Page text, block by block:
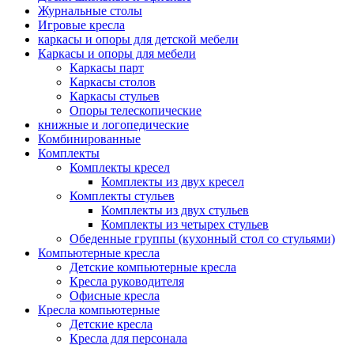
Журнальные столы
Игровые кресла
каркасы и опоры для детской мебели
Каркасы и опоры для мебели
Каркасы парт
Каркасы столов
Каркасы стульев
Опоры телескопические
книжные и логопедические
Комбинированные
Комплекты
Комплекты кресел
Комплекты из двух кресел
Комплекты стульев
Комплекты из двух стульев
Комплекты из четырех стульев
Обеденные группы (кухонный стол со стульями)
Компьютерные кресла
Детские компьютерные кресла
Кресла руководителя
Офисные кресла
Кресла компьютерные
Детские кресла
Кресла для персонала